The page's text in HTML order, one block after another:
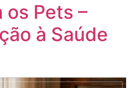
Pets –
à Saúde